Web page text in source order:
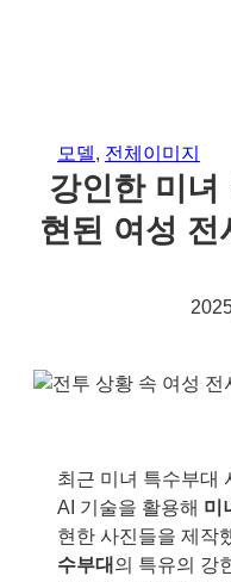
모델, 전체이미지
강인한 미녀
현된 여성 전
최근 미녀 특수부대
AI 기술을 활용해 미
현한 사진들을 제작
수부대 의 특유의 강